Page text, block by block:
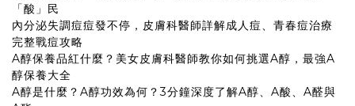
「酸」民
內分泌失調痘痘發不停，皮膚科醫師詳解成人痘、青春痘治療
完整戰痘攻略
A醇保養品紅什麼？美女皮膚科醫師教你如何挑選A醇，最強A
醇保養大全
A醇是什麼？A醇功效為何？3分鐘深度了解A醇、A酸、A醛與